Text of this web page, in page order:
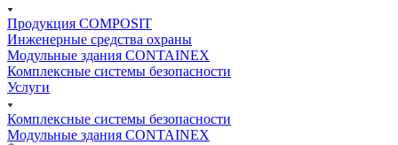
Продукция COMPOSIT
Инженерные средства охраны
Модульные здания CONTAINEX
Комплексные системы безопасности
Услуги
Комплексные системы безопасности
Модульные здания CONTAINEX